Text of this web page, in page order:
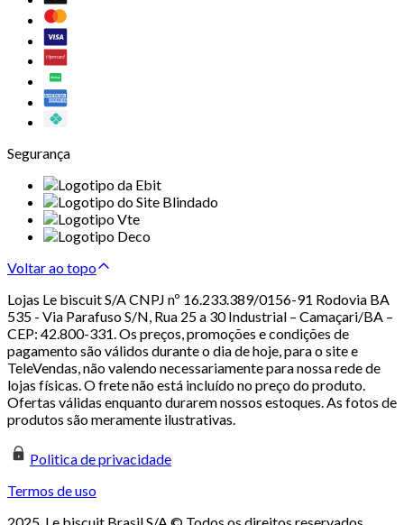
Segurança
Voltar ao topo
Lojas Le biscuit S/A CNPJ nº 16.233.389/0156-91 Rodovia BA
535 - Via Parafuso S/N, Rua 25 a 30 Industrial – Camaçari/BA –
CEP: 42.800-331. Os preços, promoções e condições de
pagamento são válidos durante o dia de hoje, para o site e
TeleVendas, não valendo necessariamente para nossa rede de
lojas físicas. O frete não está incluído no preço do produto.
Ofertas válidas enquanto durarem nossos estoques. As fotos de
produtos são meramente ilustrativas.
Politica de privacidade
Termos de uso